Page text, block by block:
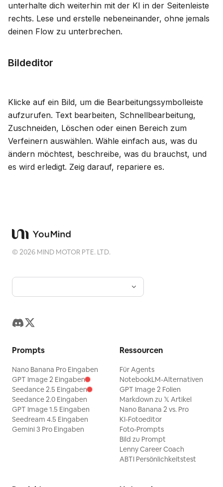
unterhalte dich weiterhin mit der KI in der Seitenleiste
rechts. Lese und erstelle nebeneinander, ohne jemals
deinen Flow zu unterbrechen.
Bildeditor
Klicke auf ein Bild, um die Bearbeitungssymbolleiste
aufzurufen. Text bearbeiten, Schnellbearbeitung,
Zuschneiden, Löschen oder einen Bereich zum
Verfeinern auswählen. Wähle einfach aus, was du
ändern möchtest, beschreibe, was du brauchst, und
es wird erledigt. Zeig darauf, repariere es.
©2026 MIND MOTOR PTE. LTD.
Prompts
Nano Banana Pro Eingaben
GPT Image 2 Eingaben
Seedance 2.5 Eingaben
Seedance 2.0 Eingaben
GPT Image 1.5 Eingaben
Seedream 4.5 Eingaben
Gemini 3 Pro Eingaben
Ressourcen
Für Agents
NotebookLM-Alternativen
GPT Image 2 Folien
Markdown zu 𝕏 Artikel
Nano Banana 2 vs. Pro
KI-Fotoeditor
Foto-Prompts
Bild zu Prompt
Lenny Career Coach
ABTI Persönlichkeitstest